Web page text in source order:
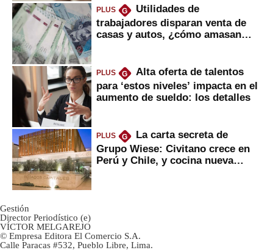
PLUS G
Utilidades de
trabajadores disparan venta de
casas y autos, ¿cómo amasan
PLUS G
Alta oferta de talentos
para ‘estos niveles’ impacta en el
aumento de sueldo: los detalles
PLUS G
La carta secreta de
Grupo Wiese: Civitano crece en
Perú y Chile, y cocina nueva
Gestión
Director Periodístico (e)
VÍCTOR MELGAREJO
© Empresa Editora El Comercio S.A.
Calle Paracas #532, Pueblo Libre, Lima.